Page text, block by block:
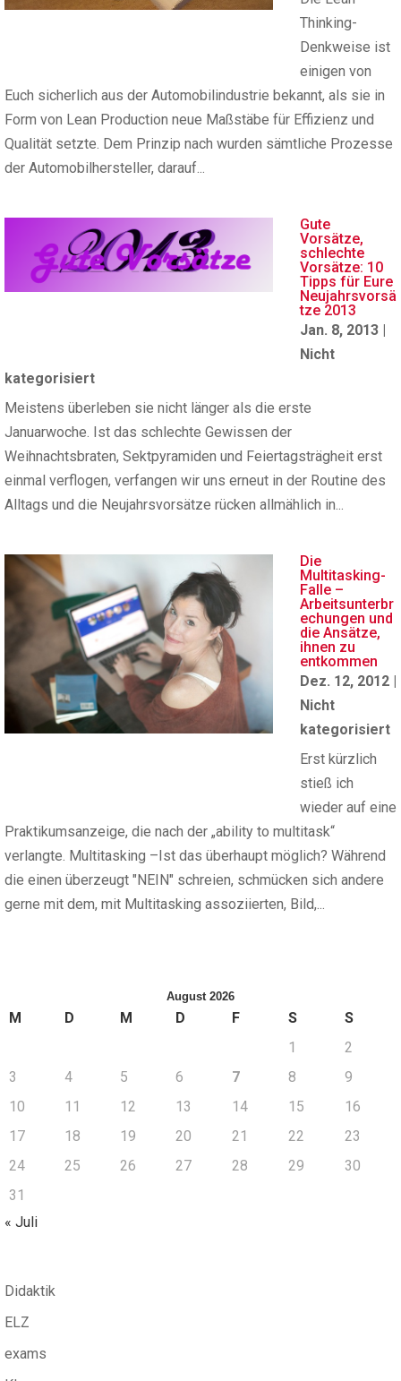
Thinking-
Denkweise ist
einigen von
Euch sicherlich aus der Automobilindustrie bekannt, als sie in
Form von Lean Production neue Maßstäbe für Effizienz und
Qualität setzte. Dem Prinzip nach wurden sämtliche Prozesse
der Automobilhersteller, darauf...
Gute
Vorsätze,
schlechte
Vorsätze: 10
Tipps für Eure
Neujahrsvorsä
tze 2013
Jan. 8, 2013 |
Nicht
kategorisiert
Meistens überleben sie nicht länger als die erste
Januarwoche. Ist das schlechte Gewissen der
Weihnachtsbraten, Sektpyramiden und Feiertagsträgheit erst
einmal verflogen, verfangen wir uns erneut in der Routine des
Alltags und die Neujahrsvorsätze rücken allmählich in...
Die
Multitasking-
Falle –
Arbeitsunterbr
echungen und
die Ansätze,
ihnen zu
entkommen
Dez. 12, 2012 |
Nicht
kategorisiert
Erst kürzlich
stieß ich
wieder auf eine
Praktikumsanzeige, die nach der „ability to multitask“
verlangte. Multitasking –Ist das überhaupt möglich? Während
die einen überzeugt "NEIN" schreien, schmücken sich andere
gerne mit dem, mit Multitasking assoziierten, Bild,...
August 2026
M D M D F S
S
1
2
3
4 5 6 7 8
9
10
11 12 13 14 15
16
17
18 19 20 21 22
23
24
25 26 27 28 29
30
31
« Juli
Didaktik
ELZ
exams